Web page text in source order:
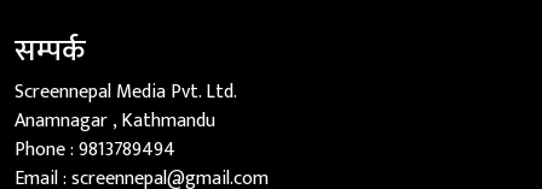
सम्पर्क
Screennepal Media Pvt. Ltd.
Anamnagar , Kathmandu
Phone :9813789494
Email :screennepal@gmail.com